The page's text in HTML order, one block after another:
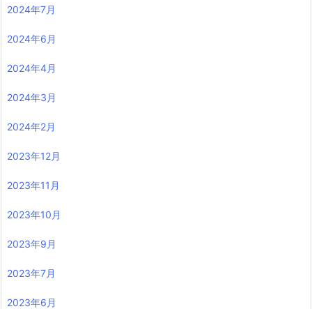
2024年7月
2024年6月
2024年4月
2024年3月
2024年2月
2023年12月
2023年11月
2023年10月
2023年9月
2023年7月
2023年6月